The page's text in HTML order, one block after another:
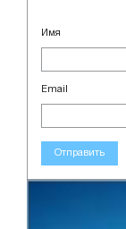
Имя
Email
Отправить